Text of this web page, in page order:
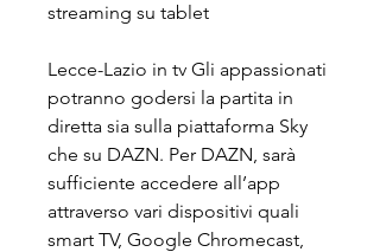
streaming su tablet
Lecce-Lazio in tv Gli appassionati
potranno godersi la partita in
diretta sia sulla piattaforma Sky
che su DAZN. Per DAZN, sarà
sufficiente accedere all’app
attraverso vari dispositivi quali
smart TV, Google Chromecast,